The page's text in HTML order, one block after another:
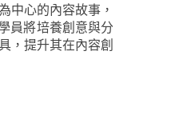
中心的內容故事，
員將培養創意與分
，提升其在內容創